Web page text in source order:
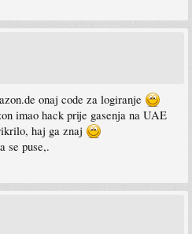
da verifikujem karticu...ima li negdje
kartica verifikovana ?
onaj code za logiranje
imao hack prije gasenja na UAE
haj ga znaj
se puse,.